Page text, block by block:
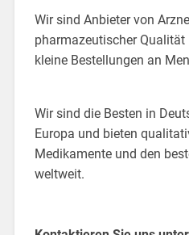
Wir sind Anbieter von
pharmazeutischer
kleine Bestellungen an
Wir sind die Besten in
Europa und bieten
Medikamente und den
weltweit.